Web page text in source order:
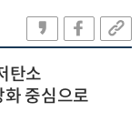
탄소
중심으로